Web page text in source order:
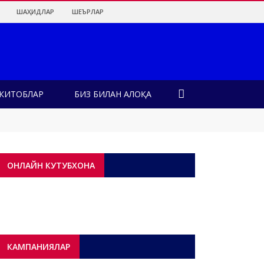
ШАҲИДЛАР ШЕЪРЛАР
КИТОБЛАР БИЗ БИЛАН АЛОҚА
ОНЛАЙН КУТУБХОНА
КАМПАНИЯЛАР